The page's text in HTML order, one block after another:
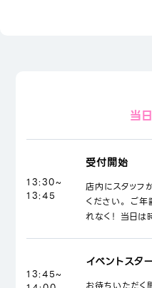
当
13:30~
13:45
受付開始
店内にスタッフ
ください。 ご
れなく！ 当日は
13:45~
イベントスター